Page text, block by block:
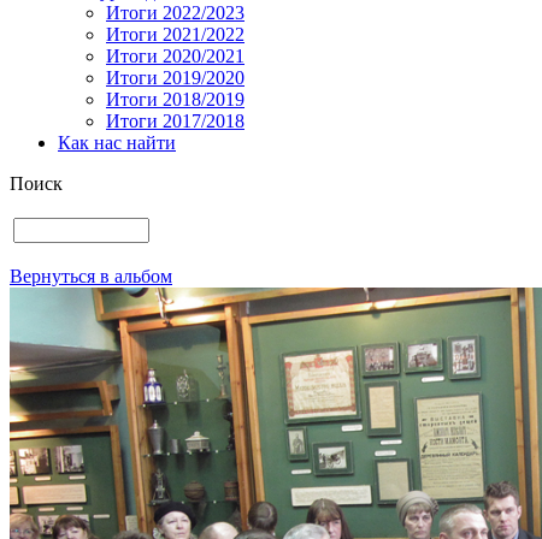
Итоги 2022/2023
Итоги 2021/2022
Итоги 2020/2021
Итоги 2019/2020
Итоги 2018/2019
Итоги 2017/2018
Как нас найти
Поиск
Вернуться в альбом